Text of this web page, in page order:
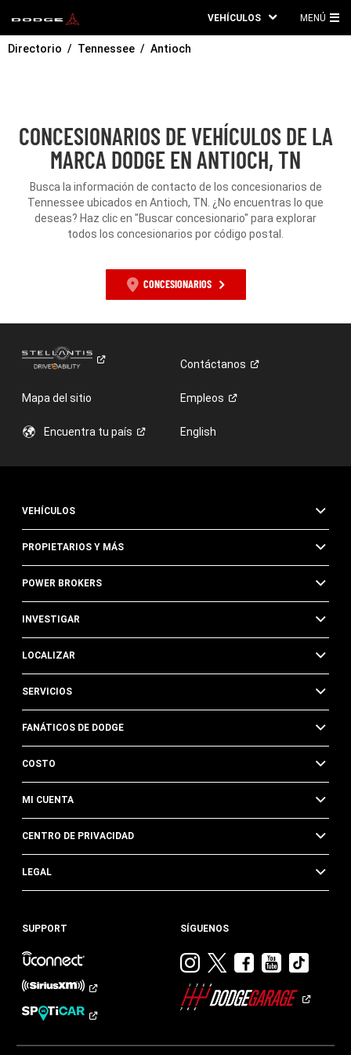
VEHÍCULOS MENÚ
Directorio Tennessee Antioch
CONCESIONARIOS DE VEHÍCULOS DE LA
MARCA DODGE EN ANTIOCH, TN
Busca la información de contacto de los concesionarios de
Tennessee ubicados en Antioch, TN. ¿No encuentras lo que
deseas? Haz clic en "Buscar concesionario" para explorar
todos los concesionarios por código postal.
CONCESIONARIOS
Contáctanos
Mapa del sitio Empleos
Encuentra tu país English
VEHÍCULOS
PROPIETARIOS Y MÁS
POWER BROKERS
INVESTIGAR
LOCALIZAR
SERVICIOS
FANÁTICOS DE DODGE
COSTO
MI CUENTA
CENTRO DE PRIVACIDAD
LEGAL
SUPPORT SÍGUENOS
Visitar
Dodge
en
Visitar
en
Visitar
en
Visitar
en en